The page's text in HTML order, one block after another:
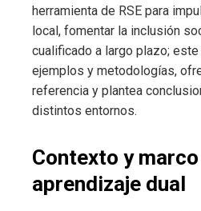
herramienta de RSE para
local, fomentar la inclusión
cualificado a largo plazo;
ejemplos y metodologías,
referencia y plantea
distintos entornos.
Contexto y
aprendizaje dual